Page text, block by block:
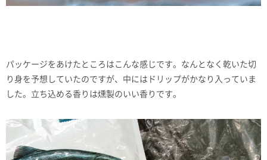
パッケージをあけたところはこんな感じです。なんとなく乾いた切
り身を予想していたのですが、中にはドリップがかなり入っていま
した。立ち込める香りは燻製のいい香りです。